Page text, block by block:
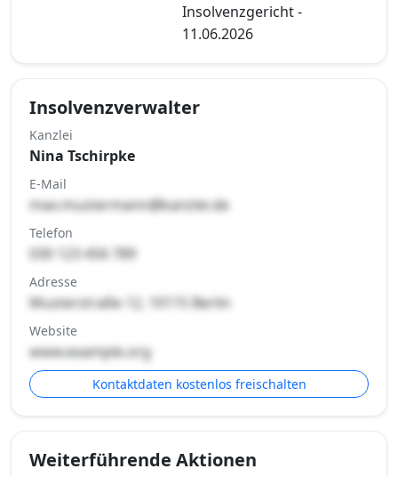
Insolvenzgericht -
11.06.2026
Insolvenzverwalter
Kanzlei
Nina Tschirpke
E-Mail
max.mustermann@kanzlei.de
Telefon
030 123 456 789
Adresse
Musterstraße 12, 10115 Berlin
Website
www.example.org
Kontaktdaten kostenlos freischalten
Weiterführende Aktionen